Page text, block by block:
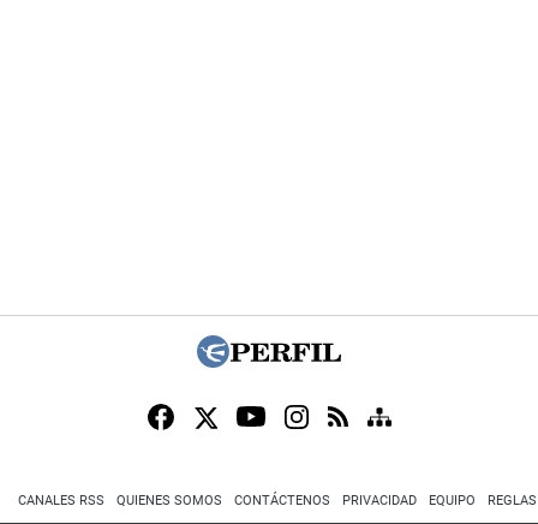
CANALES RSS QUIENES SOMOS CONTÁCTENOS PRIVACIDAD EQUIPO